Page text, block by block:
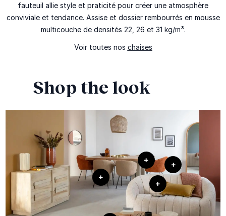
fauteuil allie style et praticité pour créer une atmosphère
conviviale et tendance. Assise et dossier rembourrés en mousse
multicouche de densités 22, 26 et 31 kg/m³.
Voir toutes nos chaises
Shop the look
+
+
+
+